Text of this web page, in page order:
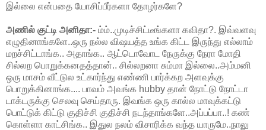
இல்லை என்பதை யோசிப்பீர்களா தோழர்களே?
அணில் குட்டி அனிதா:- ம்ம்..முடிச்சிட்டீங்களா கவிதா?. இவ்வளவு
எழுதினாங்களே..ஒரு நல்ல விஷயத்த உங்க கிட்ட இருந்து எல்லாம்
மறச்சிட்டாங்க.. அதாங்க.. ஆட்டொவோட நேருக்கு நேரா மோதி
சில்லற பொறுக்கனதத்தான்.. சில்லறனா சும்மா இல்லை..அம்மனி
ஒரு மாசம் வீட்டுல உட்கார்ந்து எண்ணி பார்க்கற அளவுக்கு
பொறுக்கினாங்க.... பாவம் அவங்க hubby தான் நோட்டு நோட்டா
டாக்டருக்கு செலவு செய்தாரு. இவங்க ஒரு கால்ல மாவுக்கட்டு
பொட்டுக் கிட்டு குதிச்சி குதிச்சி நடந்தாங்களே..அப்பப்பா..! கண்
கொள்ளா காட்சிங்க.. இதுல நலம் விசாரிக்க வந்த யாருமே..நாலு